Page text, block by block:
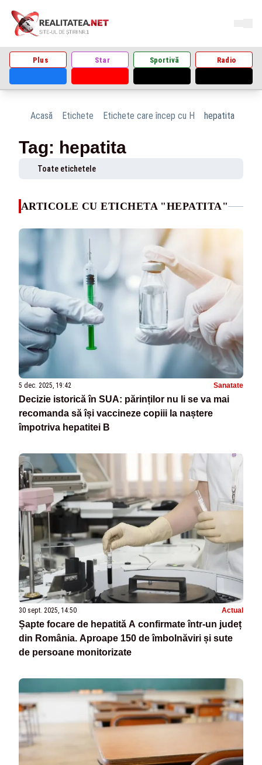
Plus Star Sportivă Radio
Acasă Etichete Etichete care încep cu H hepatita
Tag: hepatita
Toate etichetele
ARTICOLE CU ETICHETA "HEPATITA"
5 dec. 2025, 19:42 Sanatate
Decizie istorică în SUA: părinților nu li se va mai
recomanda să își vaccineze copiii la naștere
împotriva hepatitei B
30 sept. 2025, 14:50 Actual
Șapte focare de hepatită A confirmate într-un județ
din România. Aproape 150 de îmbolnăviri și sute
de persoane monitorizate